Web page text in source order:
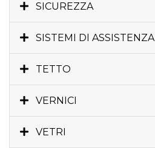
SICUREZZA
SISTEMI DI ASSISTENZA
TETTO
VERNICI
VETRI